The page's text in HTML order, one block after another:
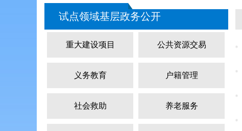
试点领域基层政务公开
重大建设项目 公共资源交易
义务教育 户籍管理
社会救助 养老服务